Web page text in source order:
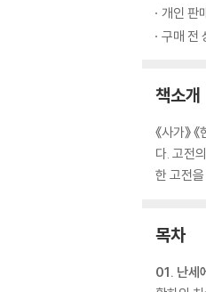
개인 판
구매 전
책소개
《사가》
다. 고전
한 고전
목차
01. 난세